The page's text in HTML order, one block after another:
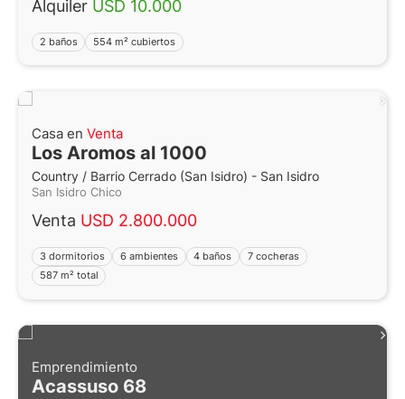
Alquiler USD 10.000
2 baños 554 m² cubiertos
Casa en Venta
Los Aromos al 1000
Country / Barrio Cerrado (San Isidro) - San Isidro
San Isidro Chico
Venta USD 2.800.000
3 dormitorios 6 ambientes 4 baños
7 cocheras
587 m² total
Emprendimiento
Acassuso 68